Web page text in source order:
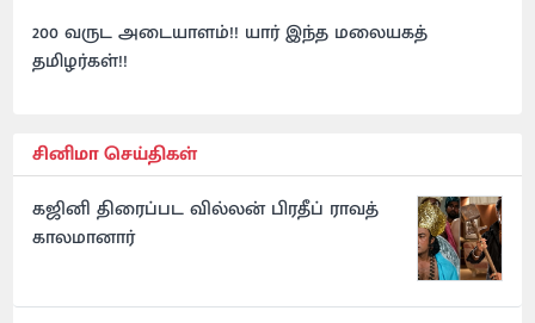
200 வருட அடையாளம்!! யார் இந்த மலையகத்
தமிழர்கள்!!
சினிமா செய்திகள்
கஜினி திரைப்பட வில்லன் பிரதீப் ராவத்
காலமானார்